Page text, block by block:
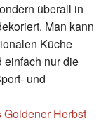
überall in
Man kann
Küche
einfach nur die
und
Herbst